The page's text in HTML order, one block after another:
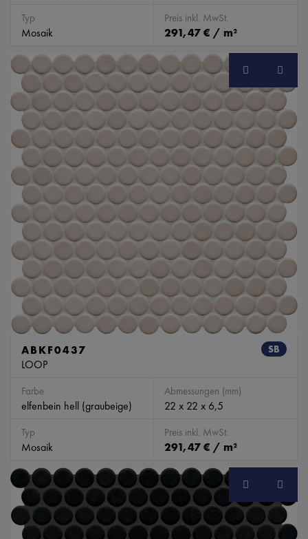
Typ
Mosaik
Preis inkl. MwSt.
291,47 € / m²
SB
ABKF0437
LOOP
Farbe
elfenbein hell (graubeige)
Abmessungen (mm)
22 x 22 x 6,5
Typ
Mosaik
Preis inkl. MwSt.
291,47 € / m²